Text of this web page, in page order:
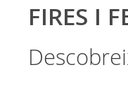
FIRES I